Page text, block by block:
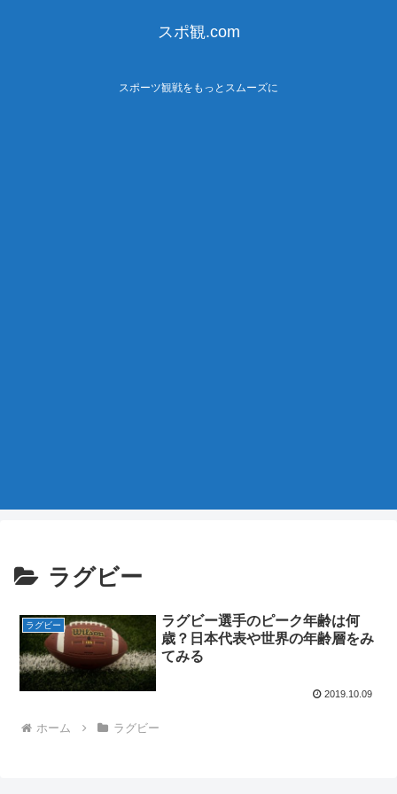
スポ観.com
スポーツ観戦をもっとスムーズに
ラグビー
ラグビー
ラグビー選手のピーク年齢は何
歳？日本代表や世界の年齢層をみ
てみる
2019.10.09
ホーム ラグビー